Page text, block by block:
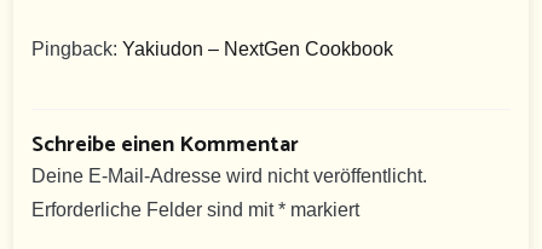
Pingback:Yakiudon – NextGen Cookbook
Schreibe einen Kommentar
Deine E-Mail-Adresse wird nicht veröffentlicht.
Erforderliche Felder sind mit* markiert